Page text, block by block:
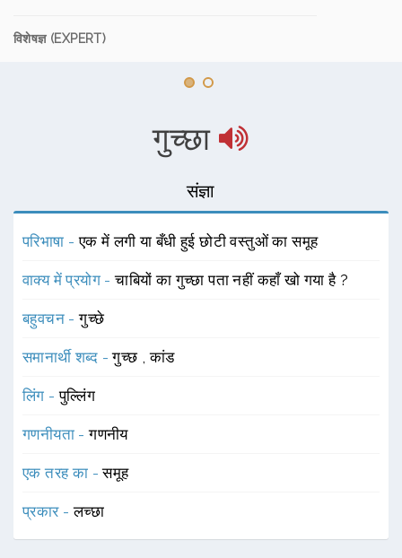
विशेषज्ञ (EXPERT)
गुच्छा
संज्ञा
परिभाषा -एक में लगी या बँधी हुई छोटी वस्तुओं का समूह
वाक्य में प्रयोग -चाबियों का गुच्छा पता नहीं कहाँ खो गया है ?
बहुवचन -गुच्छे
समानार्थी शब्द -गुच्छ ,कांड
लिंग -पुल्लिंग
गणनीयता -गणनीय
एक तरह का -समूह
प्रकार -लच्छा